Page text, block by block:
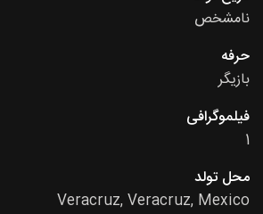
نامشخص
حرفه
بازیگر
فیلموگرافی
1
محل تولد
Veracruz, Veracruz, Mexico